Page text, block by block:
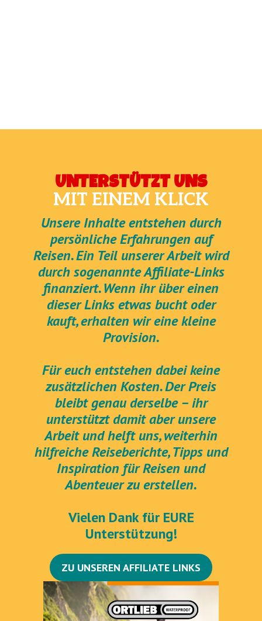
UNTERSTÜTZT UNS
MIT EINEM KLICK
Unsere Inhalte entstehen durch
persönliche Erfahrungen auf
Reisen. Ein Teil unserer Arbeit wird
durch sogenannte Affiliate-Links
finanziert. Wenn ihr über einen
dieser Links etwas bucht oder
kauft, erhalten wir eine kleine
Provision.
Für euch entstehen dabei keine
zusätzlichen Kosten. Der Preis
bleibt genau derselbe – ihr
unterstützt damit aber unsere
Arbeit und helft uns, weiterhin
hilfreiche Reiseberichte, Tipps und
Inspiration für Reisen und
Abenteuer zu erstellen.
Vielen Dank für EURE
Unterstützung!
ZU UNSEREN AFFILIATE LINKS